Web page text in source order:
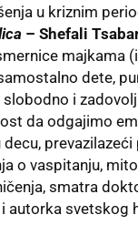
u kriznim
– Shefali
majkama
dete,
i
da odgajimo
o vaspitanju,
smatra
autorka svetskog